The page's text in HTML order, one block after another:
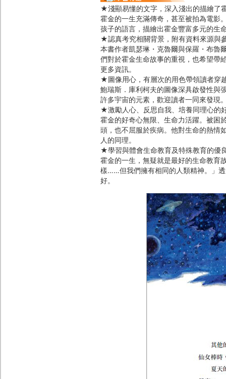
★淺顯易懂的文字，深入淺出的描繪了
霍金的一生充滿傳奇，甚至被拍為電影
孩子的語言，描繪出霍金豐富多元的生
★認真考究相關背景，附有資料來源與
本書作者凱瑟琳・克魯爾與保羅・布魯
們對於霍金生命故事的重視，也希望帶
更多資訊。
★圖像用心，有層次的用色帶領讀者穿
鮑瑞斯．庫利柯夫的圖像深具啟發性與
許多宇宙的元素，歡迎讀者一同來發現
★激勵人心、反思自我、培養同理心的
霍金的好奇心無限、生命力活躍。被困
頭，也不屈服於疾病。他對生命的熱情
人的同理。
★學習與體會生命教育及特殊教育的優
霍金的一生，無疑就是最好的生命教育
樣……但我們擁有相同的人類精神。」
好。